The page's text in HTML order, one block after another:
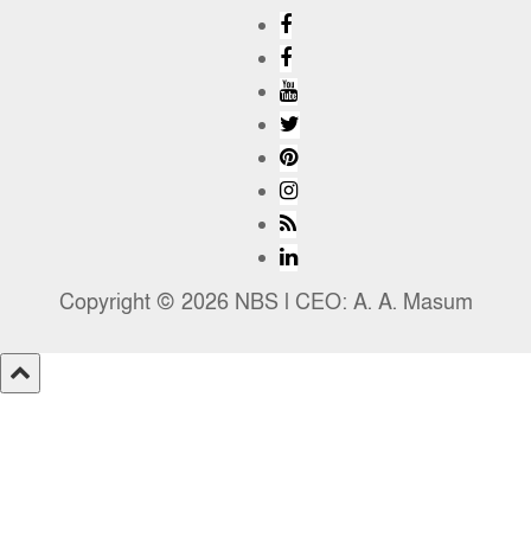
Copyright © 2026 NBS l CEO: A. A. Masum